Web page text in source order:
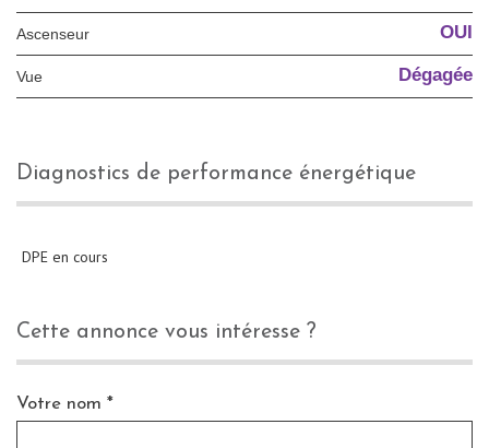
Ascenseur OUI
Vue Dégagée
diagnostics de performance énergétique
DPE en cours
cette annonce vous intéresse ?
Votre nom *